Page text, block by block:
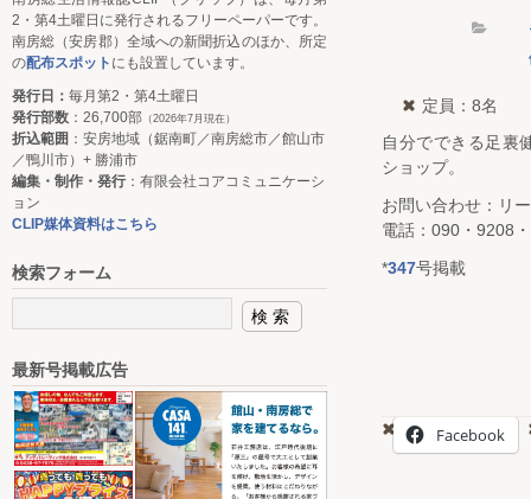
定員：8名
自分でできる足裏
ショップ。
お問い合わせ：リ
電話：090・9208
*347号掲載
Facebook
2・第4土曜日に発行されるフリーペーパーです。
南房総（安房郡）全域への新聞折込のほか、所定
の配布スポット にも設置しています。
発行日： 毎月第2・第4土曜日
発行部数 ：26,700部 （2026年7月現在）
折込範囲 ：安房地域（鋸南町／南房総市／館山市
／鴨川市）+ 勝浦市
編集・制作・発行：有限会社コアコミュニケーシ
ョン
CLIP媒体資料はこちら
検索フォーム
最新号掲載広告